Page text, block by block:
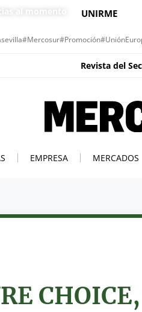
al momento UNIRME
#Mercosur#Promoción
Revista del
EMPRESA MERCADOS